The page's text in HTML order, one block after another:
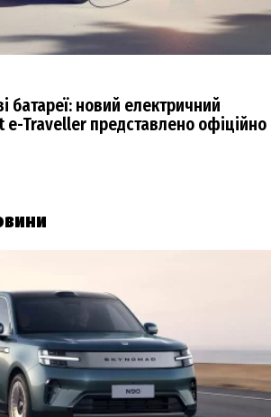
батареї: новий електричний
e-Traveller представлено офіційно